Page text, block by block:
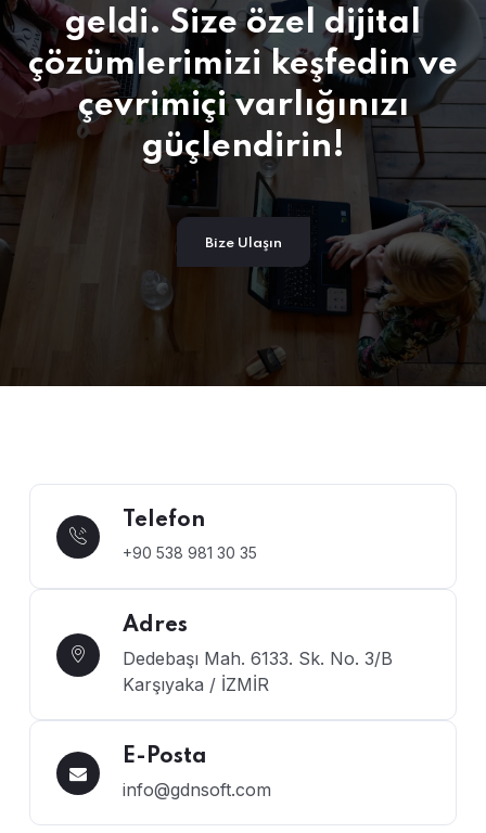
geldi. Size özel dijital
çözümlerimizi keşfedin ve
çevrimiçi varlığınızı
güçlendirin!
Bize Ulaşın
Telefon
+90 538 981 30 35
Adres
Dedebaşı Mah. 6133. Sk. No. 3/B
Karşıyaka / İZMİR
E-Posta
info@gdnsoft.com